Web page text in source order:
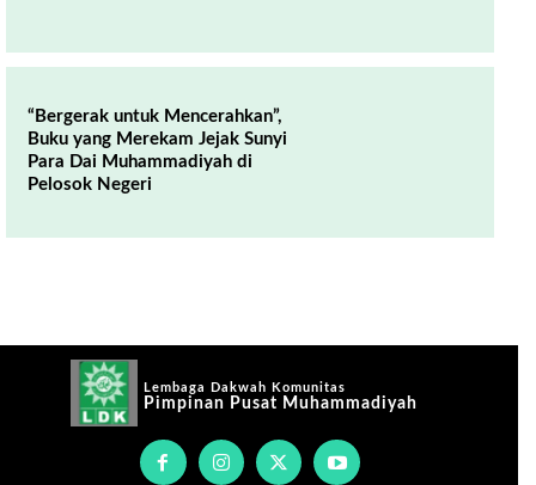
“Bergerak untuk Mencerahkan”,
Buku yang Merekam Jejak Sunyi
Para Dai Muhammadiyah di
Pelosok Negeri
Lembaga Dakwah Komunitas
Pimpinan Pusat Muhammadiyah